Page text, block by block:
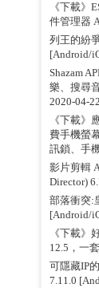
《下載》
件管理器
列王的紛
[Android/
Shazam
樂、搜尋
2020-04-22
《下載》
費手機螢
訊鎖、手
影片剪輯
Director)
部落衝突:
[Android/
《下載》
12.5，一
可隱藏IP
7.11.0